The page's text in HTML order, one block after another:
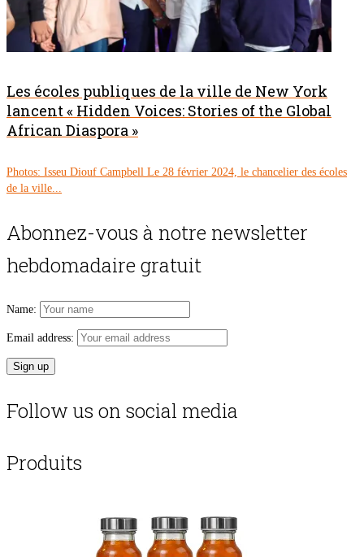
Les écoles publiques de la ville de New York
lancent « Hidden Voices: Stories of the Global
African Diaspora »
Photos: Isseu Diouf Campbell Le 28 février 2024, le chancelier des écoles
de la ville...
Abonnez-vous à notre newsletter
hebdomadaire gratuit
Name:
Email address:
Follow us on social media
Produits